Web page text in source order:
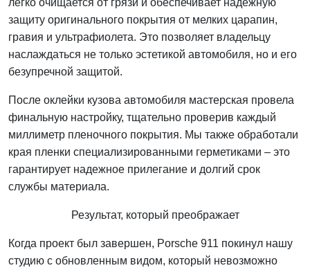
защиту оригинального покрытия от мелких царапин,
гравия и ультрафиолета. Это позволяет владельцу
наслаждаться не только эстетикой автомобиля, но и его
безупречной защитой.
После оклейки кузова автомобиля мастерская провела
финальную настройку, тщательно проверив каждый
миллиметр пленочного покрытия. Мы также обработали
края пленки специализированными герметиками – это
гарантирует надежное прилегание и долгий срок
службы материала.
Результат, который преображает
Когда проект был завершен, Porsche 911 покинул нашу
студию с обновленным видом, который невозможно